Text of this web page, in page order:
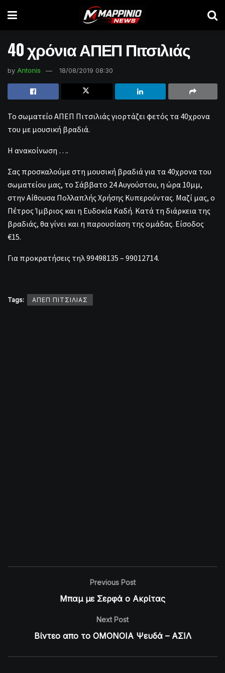
40 χρόνια ΑΠΕΠ Πιτσιλιάς
by Antonis 18/08/2019 08:30
Το σωματείο ΑΠΕΠ Πιτσιλιάς γιορτάζει φετός τα 40χρονα
του με μουσική βραδιά.
Η ανακοίνωση ….
Σας προσκαλούμε στη μουσική βραδιά για τα 40χρονα του
σωματείου μας, το Σάββατο 24 Αυγούστου, η ώρα 10μμ,
στην Αίθουσα Πολλαπλής Χρήσης Κυπερούντας. Μαζί μας, ο
Πέτρος Ίμβριος και η Ευδοκία Καδή. Κατά τη διάρκεια της
βραδιάς, θα γίνει και η παρουσίαση της ομάδας. Είσοδος
€15.
Για προκρατήσεις τηλ 99498135 – 99012714.
Tags: ΑΠΕΠ ΠΙΤΣΙΛΙΑΣ
Previous Post
Μπαμ με Σερφά ο Ακρίτας
Next Post
Βίντεο απο το ΟΜΟΝΟΙΑ Ψευδά – ΑΣΙΛ